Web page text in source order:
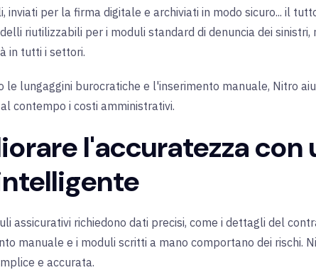
inviati per la firma digitale e archiviati in modo sicuro... il
riutilizzabili per i moduli standard di denuncia dei
in tutti i settori.
le lungaggini burocratiche e l'inserimento manuale, Nitro
contempo i costi amministrativi.
l'accuratezza
assicurativi richiedono dati precisi, come i dettagli del
manuale e i moduli scritti a mano comportano dei rischi.
e accurata.